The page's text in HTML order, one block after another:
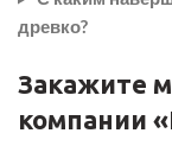
древко?
Закажите
компании